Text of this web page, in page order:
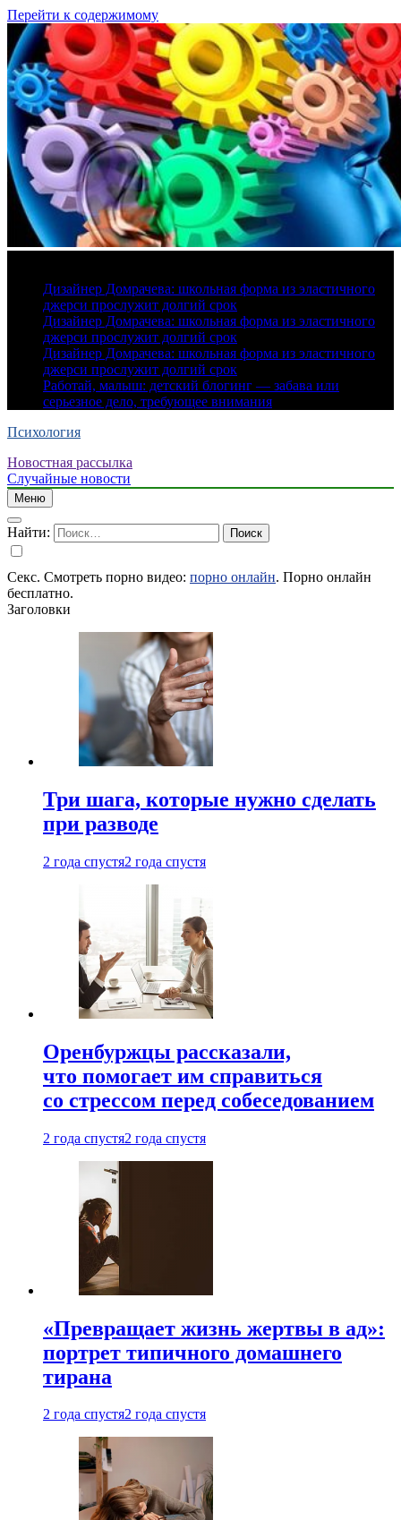
Перейти к содержимому
Дизайнер Домрачева: школьная форма из эластичного
джерси прослужит долгий срок
Дизайнер Домрачева: школьная форма из эластичного
джерси прослужит долгий срок
Дизайнер Домрачева: школьная форма из эластичного
джерси прослужит долгий срок
Работай, малыш: детский блогинг — забава или
серьезное дело, требующее внимания
Психология
Новостная рассылка
Случайные новости
Меню
Найти:
Секс. Смотреть порно видео: порно онлайн. Порно онлайн
бесплатно.
Заголовки
Три шага, которые нужно сделать
при разводе
2 года спустя2 года спустя
Оренбуржцы рассказали,
что помогает им справиться
со стрессом перед собеседованием
2 года спустя2 года спустя
«Превращает жизнь жертвы в ад»:
портрет типичного домашнего
тирана
2 года спустя2 года спустя